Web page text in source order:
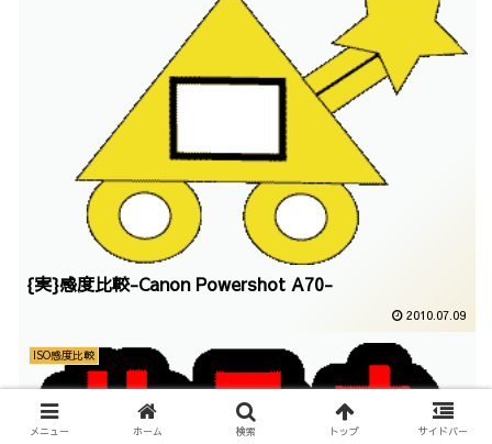
{実}感度比較-Canon Powershot A70-
2010.07.09
ISO感度比較
メニュー ホーム 検索 トップ サイドバー